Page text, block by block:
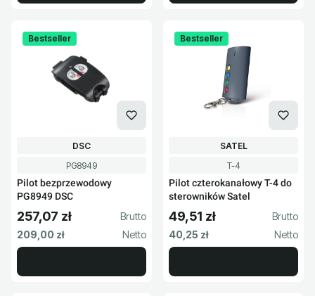
Bestseller
Kod produktu
PG8949
Pilot bezprzewodowy
PG8949 DSC
PRODUCENT
DSC
Cena brutto
257,07 zł
Cena netto
209,00 zł
Bestseller
Kod produktu
T-4
Pilot czterokanałowy T-4 do
sterowników Satel
PRODUCENT
SATEL
Cena brutto
49,51 zł
Cena netto
40,25 zł